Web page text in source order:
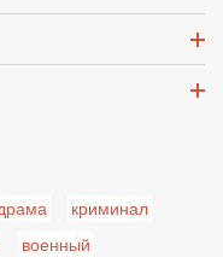
криминал
военный